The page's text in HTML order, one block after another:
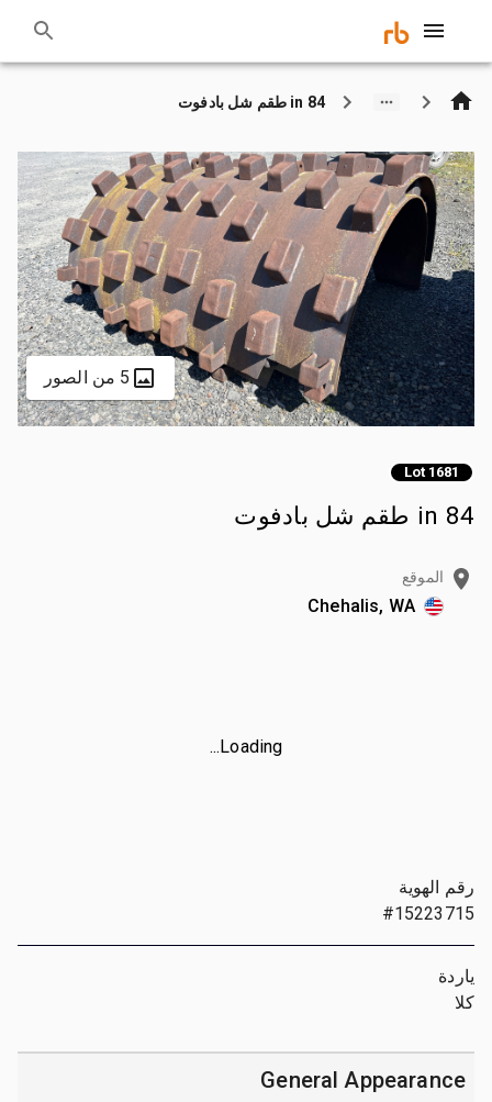
84 in طقم شل بادفوت
5 من الصور
Lot 1681
84 in طقم شل بادفوت
الموقع
Chehalis, WA
Loading...
رقم الهوية
#15223715
ياردة
كلا
General Appearance